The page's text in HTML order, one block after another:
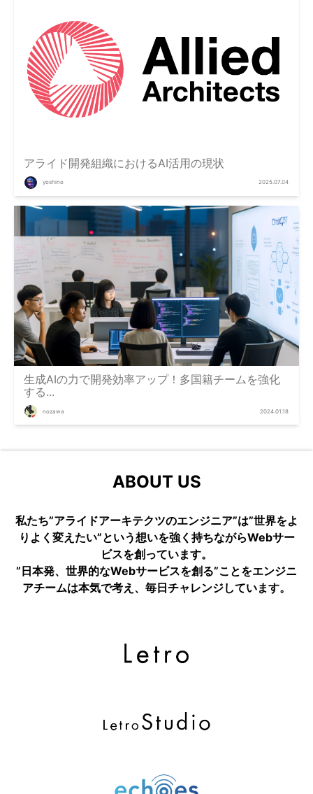
アライド開発組織におけるAI活用の現状
yoshino 2025.07.04
生成AIの力で開発効率アップ！多国籍チームを強化
する...
nozawa 2024.01.18
ABOUT US
私たち”アライドアーキテクツのエンジニア”は”世界をよ
りよく変えたい”という想いを強く持ちながらWebサー
ビスを創っています。
”日本発、世界的なWebサービスを創る”ことをエンジニ
アチームは本気で考え、毎日チャレンジしています。